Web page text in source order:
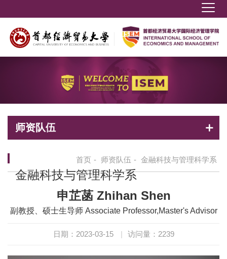
师资队伍
首页 - 师资队伍 - 金融科技与管理科学系
金融科技与管理科学系
申芷菡 Zhihan Shen
副教授、硕士生导师 Associate Professor,Master's Advisor
日期：2023-03-15 | 访问量： 2239